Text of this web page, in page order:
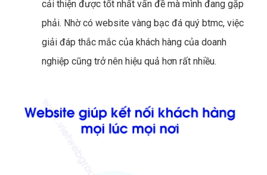
cải thiện được tốt nhất vấn đề mà mình đang gặp
phải. Nhờ có website vàng bạc đá quý btmc, việc
giải đáp thắc mắc của khách hàng của doanh
nghiệp cũng trở nên hiệu quả hơn rất nhiều.